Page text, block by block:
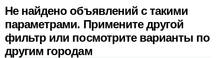
Не найдено объявлений с такими
параметрами. Примените другой
фильтр или посмотрите варианты по
другим городам